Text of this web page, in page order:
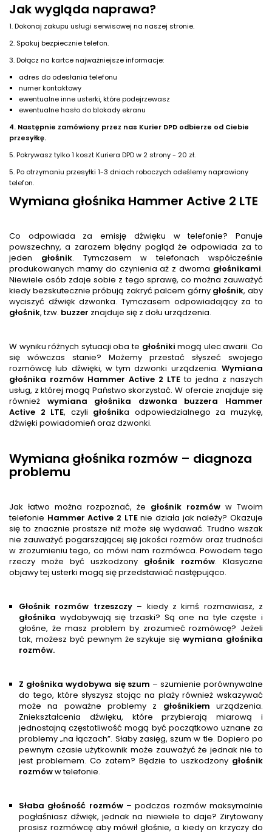
Jak wygląda naprawa?
1. Dokonaj zakupu usługi serwisowej na naszej stronie.
2. Spakuj bezpiecznie telefon.
3. Dołącz na kartce najważniejsze informacje:
adres do odesłania telefonu
numer kontaktowy
ewentualne inne usterki, które podejrzewasz
ewentualne hasło do blokady ekranu
4. Następnie zamówiony przez nas Kurier DPD odbierze od Ciebie
przesyłkę.
5. Pokrywasz tylko 1 koszt Kuriera DPD w 2 strony - 20 zł.
5. Po otrzymaniu przesyłki 1-3 dniach roboczych odeślemy naprawiony
telefon.
Wymiana głośnika Hammer Active 2 LTE
Co odpowiada za emisję dźwięku w telefonie? Panuje
powszechny, a zarazem błędny pogląd że odpowiada za to
jeden głośnik. Tymczasem w telefonach współcześnie
produkowanych mamy do czynienia aż z dwoma głośnikami.
Niewiele osób zdaje sobie z tego sprawę, co można zauważyć
kiedy bezskutecznie próbują zakryć palcem górny głośnik, aby
wyciszyć dźwięk dzwonka. Tymczasem odpowiadający za to
głośnik, tzw. buzzer znajduje się z dołu urządzenia.
W wyniku różnych sytuacji oba te głośniki mogą ulec awarii. Co
się wówczas stanie? Możemy przestać słyszeć swojego
rozmówcę lub dźwięki, w tym dzwonki urządzenia. Wymiana
głośnika rozmów Hammer Active 2 LTE to jedna z naszych
usług, z której mogą Państwo skorzystać. W ofercie znajduje się
również wymiana głośnika dzwonka buzzera
Hammer
Active 2 LTE, czyli głośnika odpowiedzialnego za muzykę,
dźwięki powiadomień oraz dzwonki.
Wymiana głośnika rozmów – diagnoza
problemu
Jak łatwo można rozpoznać, że głośnik rozmów w Twoim
telefonie Hammer Active 2 LTEnie działa jak należy? Okazuje
się to znacznie prostsze niż może się wydawać. Trudno wszak
nie zauważyć pogarszającej się jakości rozmów oraz trudności
w zrozumieniu tego, co mówi nam rozmówca. Powodem tego
rzeczy może być uszkodzony głośnik rozmów. Klasyczne
objawy tej usterki mogą się przedstawiać następująco.
Głośnik rozmów trzeszczy– kiedy z kimś rozmawiasz, z
głośnika wydobywają się trzaski? Są one na tyle częste i
głośne, że masz problem by zrozumieć rozmówcę? Jeżeli
tak, możesz być pewnym że szykuje sięwymiana głośnika
rozmów.
Z głośnika wydobywa się szum – szumienie porównywalne
do tego, które słyszysz stojąc na plaży również wskazywać
może na poważne problemy z głośnikiem urządzenia.
Zniekształcenia dźwięku, które przybierają miarową i
jednostajną częstotliwość mogą być początkowo uznane za
problemy „na łączach”. Słaby zasięg, szum w tle. Dopiero po
pewnym czasie użytkownik może zauważyć że jednak nie to
jest problemem. Co zatem? Będzie to uszkodzony głośnik
rozmóww telefonie.
Słaba głośność rozmów– podczas rozmów maksymalnie
pogłaśniasz dźwięk, jednak na niewiele to daje? Zirytowany
prosisz rozmówcę aby mówił głośnie, a kiedy on krzyczy do